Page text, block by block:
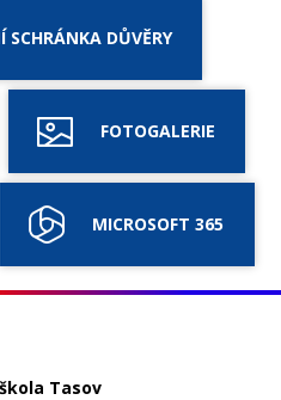
SCHRÁNKA DŮVĚRY
FOTOGALERIE
MICROSOFT 365
Tasov